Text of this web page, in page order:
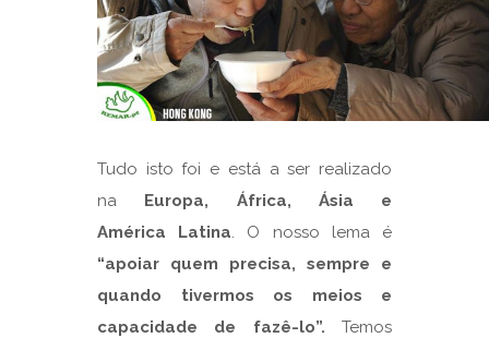
Tudo isto foi e está a ser realizado
na Europa, África, Ásia e
América Latina. O nosso lema é
“apoiar quem precisa, sempre e
quando tivermos os meios e
capacidade de fazê-lo”. Temos